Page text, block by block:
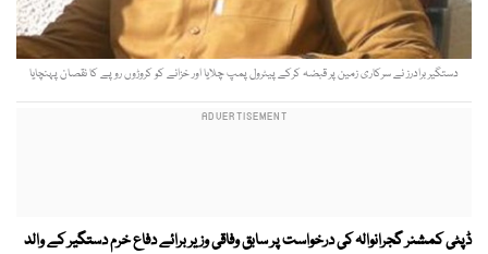
دستگیر برادرز نے سرکاری زمین پر قبضہ کرکے پیٹرول پمپ چلایا اور خزانے کو کروڑوں روپے کا نقصان پہنچایا
ڈپٹی کمشنر گجرانوالہ کی درخواست پر سابق وفاقی وزیر برائے دفاع خرم دستگیر کے والد